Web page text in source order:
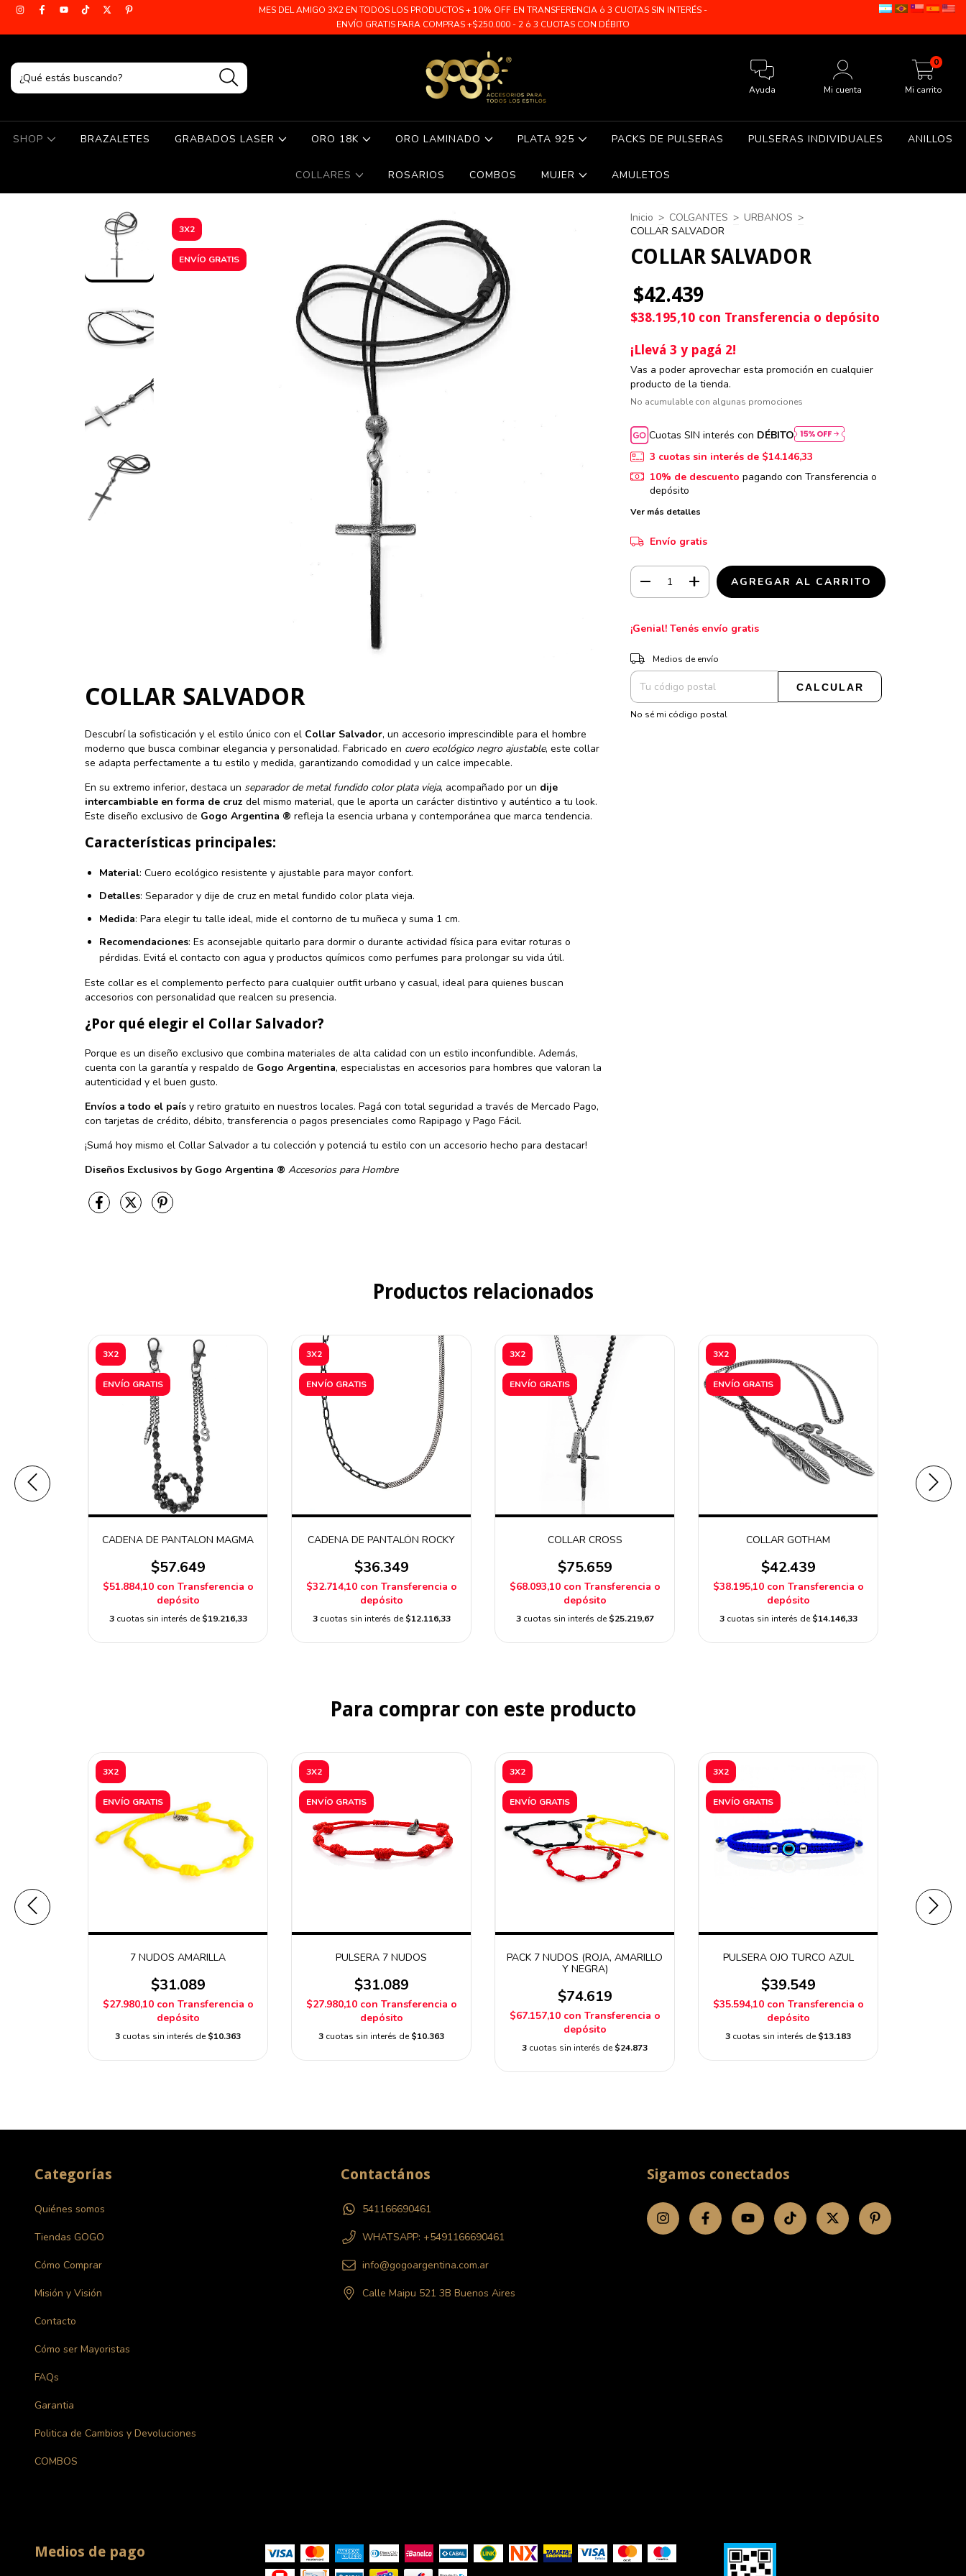
MES DEL AMIGO 3X2 EN TODOS LOS PRODUCTOS + 10% OFF EN TRANSFERENCIA ó 3 CUOTAS SIN INTERÉS -
ENVÍO GRATIS PARA COMPRAS +$250.000 - 2 ó 3 CUOTAS CON DÉBITO
Ayuda Mi cuenta Mi carrito
0
SHOP BRAZALETES GRABADOS LASER ORO 18K ORO LAMINADO PLATA 925 PACKS DE PULSERAS PULSERAS INDIVIDUALES ANILLOS
COLLARES ROSARIOS COMBOS MUJER AMULETOS
3X2
ENVÍO GRATIS
COLLAR SALVADOR
Descubrí la sofisticación y el estilo único con el Collar Salvador, un accesorio imprescindible para el hombre
moderno que busca combinar elegancia y personalidad. Fabricado en cuero ecológico negro ajustable, este collar
se adapta perfectamente a tu estilo y medida, garantizando comodidad y un calce impecable.
En su extremo inferior, destaca un separador de metal fundido color plata vieja, acompañado por un dije
intercambiable en forma de cruz del mismo material, que le aporta un carácter distintivo y auténtico a tu look.
Este diseño exclusivo de Gogo Argentina ® refleja la esencia urbana y contemporánea que marca tendencia.
Características principales:
Material: Cuero ecológico resistente y ajustable para mayor confort.
Detalles: Separador y dije de cruz en metal fundido color plata vieja.
Medida: Para elegir tu talle ideal, mide el contorno de tu muñeca y suma 1 cm.
Recomendaciones: Es aconsejable quitarlo para dormir o durante actividad física para evitar roturas o
pérdidas. Evitá el contacto con agua y productos químicos como perfumes para prolongar su vida útil.
Este collar es el complemento perfecto para cualquier outfit urbano y casual, ideal para quienes buscan
accesorios con personalidad que realcen su presencia.
¿Por qué elegir el Collar Salvador?
Porque es un diseño exclusivo que combina materiales de alta calidad con un estilo inconfundible. Además,
cuenta con la garantía y respaldo de Gogo Argentina, especialistas en accesorios para hombres que valoran la
autenticidad y el buen gusto.
Envíos a todo el país y retiro gratuito en nuestros locales. Pagá con total seguridad a través de Mercado Pago,
con tarjetas de crédito, débito, transferencia o pagos presenciales como Rapipago y Pago Fácil.
¡Sumá hoy mismo el Collar Salvador a tu colección y potenciá tu estilo con un accesorio hecho para destacar!
Diseños Exclusivos by Gogo Argentina ® Accesorios para Hombre
Inicio > COLGANTES > URBANOS >
COLLAR SALVADOR
COLLAR SALVADOR
$42.439
$38.195,10 con Transferencia o depósito
¡Llevá 3 y pagá 2!
Vas a poder aprovechar esta promoción en cualquier
producto de la tienda.
No acumulable con algunas promociones
Cuotas SIN interés con DÉBITO
3 cuotas sin interés de $14.146,33
10% de descuento pagando con Transferencia o
depósito
Ver más detalles
Envío gratis
¡Genial! Tenés envío gratis
Entregas para el CP:
Medios de envío
CALCULAR
No sé mi código postal
Productos relacionados
3X2
ENVÍO GRATIS
CADENA DE PANTALON MAGMA
$57.649
$51.884,10 con Transferencia o
depósito
3 cuotas sin interés de$19.216,33
3X2
ENVÍO GRATIS
CADENA DE PANTALÓN ROCKY
$36.349
$32.714,10 con Transferencia o
depósito
3 cuotas sin interés de$12.116,33
3X2
ENVÍO GRATIS
COLLAR CROSS
$75.659
$68.093,10 con Transferencia o
depósito
3 cuotas sin interés de$25.219,67
3X2
ENVÍO GRATIS
COLLAR GOTHAM
$42.439
$38.195,10 con Transferencia o
depósito
3 cuotas sin interés de$14.146,33
Para comprar con este producto
3X2
ENVÍO GRATIS
7 NUDOS AMARILLA
$31.089
$27.980,10 con Transferencia o
depósito
3 cuotas sin interés de$10.363
3X2
ENVÍO GRATIS
PULSERA 7 NUDOS
$31.089
$27.980,10 con Transferencia o
depósito
3 cuotas sin interés de$10.363
3X2
ENVÍO GRATIS
PACK 7 NUDOS (ROJA, AMARILLO
Y NEGRA)
$74.619
$67.157,10 con Transferencia o
depósito
3 cuotas sin interés de$24.873
3X2
ENVÍO GRATIS
PULSERA OJO TURCO AZUL
$39.549
$35.594,10 con Transferencia o
depósito
3 cuotas sin interés de$13.183
Categorías
Quiénes somos
Tiendas GOGO
Cómo Comprar
Misión y Visión
Contacto
Cómo ser Mayoristas
FAQs
Garantia
Politica de Cambios y Devoluciones
COMBOS
Contactános
541166690461
WHATSAPP: +5491166690461
info@gogoargentina.com.ar
Calle Maipu 521 3B Buenos Aires
Sigamos conectados
Medios de pago